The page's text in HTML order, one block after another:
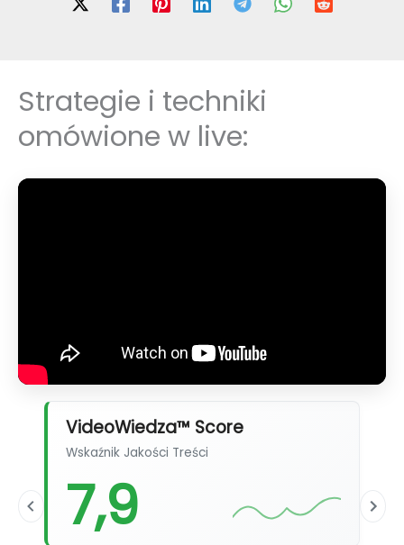
Strategie i techniki
omówione w live:
VideoWiedza™ Score
Wskaźnik Jakości Treści
7,9